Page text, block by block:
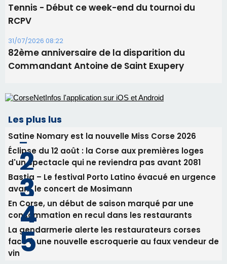
Tennis - Début ce week-end du tournoi du
RCPV
31/07/2026 08:22
82ème anniversaire de la disparition du
Commandant Antoine de Saint Exupery
Les plus lus
Satine Nomary est la nouvelle Miss Corse 2026
Éclipse du 12 août : la Corse aux premières loges
d'un spectacle qui ne reviendra pas avant 2081
Bastia – Le festival Porto Latino évacué en urgence
avant le concert de Mosimann
En Corse, un début de saison marqué par une
consommation en recul dans les restaurants
La gendarmerie alerte les restaurateurs corses
face à une nouvelle escroquerie au faux vendeur de
vin